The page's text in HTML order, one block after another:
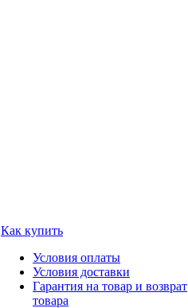
Как купить
Условия оплаты
Условия доставки
Гарантия на товар и возврат
товара